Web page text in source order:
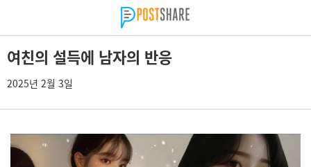
여친의 설득에 남자의 반응
2025년 2월 3일